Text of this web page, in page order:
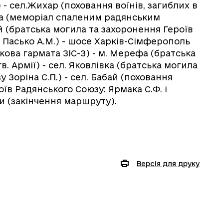
(поховання воїнів, загиблих в
(меморіал спаленим радянським
могила та захоронення Героїв
Пасько А.М.) - шосе Харків-Сімферополь
гармата ЗІС-З) - м. Мерефа (братська
Армії) - сел. Яковлівка (братська могила
Зоріна С.П.) - сел. Бабай (поховання
Радянського Союзу: Ярмака С.Ф. і
(закінчення маршруту).
Версія для друку